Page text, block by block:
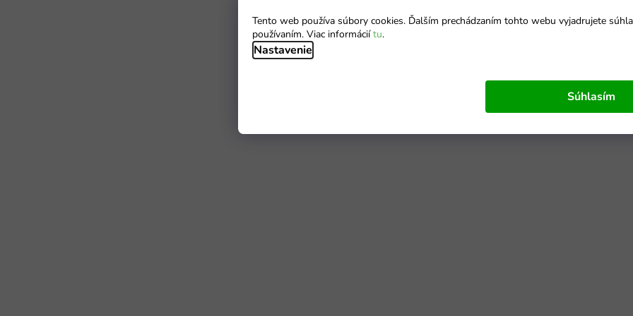
Tento web používa súbory cookies. Ďalším prechádzaním tohto webu vyjadrujete
používaním. Viac informáciítu.
Nastavenie
Súhlasím